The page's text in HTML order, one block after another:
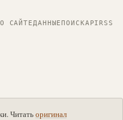
О САЙТЕ ДАННЫЕПОИСКAPIRSS
Читатьоригинал